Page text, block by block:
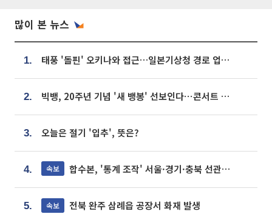
많이 본 뉴스
1. 태풍 '돌핀' 오키나와 접근…일본기상청 경로 업데이트
2. 빅뱅, 20주년 기념 '새 뱅봉' 선보인다⋯콘서트 앞두고 팝업 개최
3. 오늘은 절기 '입추', 뜻은?
4. 속보 합수본, '통계 조작' 서울·경기·충북 선관위 등 추가 압수수색
5. 속보 전북 완주 삼례읍 공장서 화재 발생